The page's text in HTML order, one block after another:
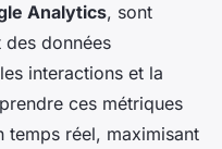
Analytics, sont
des données
interactions et la
ces métriques
temps réel, maximisant